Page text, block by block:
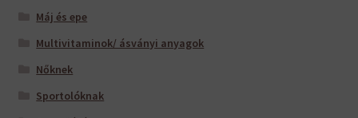
Máj és epe
Multivitaminok/ ásványi anyagok
Nőknek
Sportolóknak